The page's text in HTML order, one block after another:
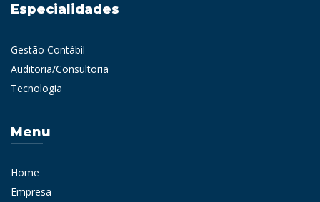
Especialidades
Gestão Contábil
Auditoria/Consultoria
Tecnologia
Menu
Home
Empresa